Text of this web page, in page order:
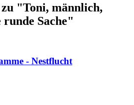
"Toni, männlich,
Sache"
- Nestflucht